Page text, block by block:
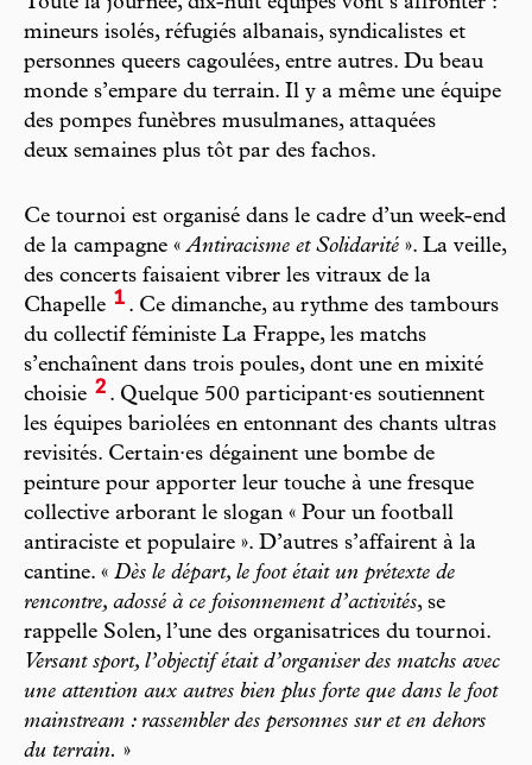
mineurs isolés, réfugiés albanais, syndicalistes et
personnes queers cagoulées, entre autres. Du beau
monde s’empare du terrain. Il y a même une équipe
des pompes funèbres musulmanes, attaquées
deux semaines plus tôt par des fachos.
Ce tournoi est organisé dans le cadre d’un week-end
de la campagne «Antiracisme et Solidarité ». La veille,
des concerts faisaient vibrer les vitraux de la
Chapelle 1 . Ce dimanche, au rythme des tambours
du collectif féministe La Frappe, les matchs
s’enchaînent dans trois poules, dont une en mixité
choisie 2 . Quelque 500 participant·es soutiennent
les équipes bariolées en entonnant des chants ultras
revisités. Certain·es dégainent une bombe de
peinture pour apporter leur touche à une fresque
collective arborant le slogan « Pour un football
antiraciste et populaire ». D’autres s’affairent à la
cantine. « Dès le départ, le foot était un prétexte de
rencontre, adossé à ce foisonnement d’activités, se
rappelle Solen, l’une des organisatrices du tournoi.
Versant sport, l’objectif était d’organiser des matchs avec
une attention aux autres bien plus forte que dans le foot
mainstream : rassembler des personnes sur et en dehors
du terrain. »